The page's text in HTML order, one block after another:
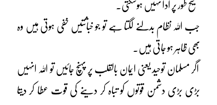
صحیح طور پر ادا نہیں ہوسکتی۔
جب اللہ نظام بدلنے لگتا ہے تو جو خباثتیں خفی ہوتی ہیں وہ
بھی ظاہر ہو جاتی ہیں۔
اگر مسلمان توحید یعنی ایمان بالقلب پر پہنچ جائیں تو اللہ انہیں
بڑی بڑی دشمن قوتوں کو تباہ کر دینے کی قوت عطا کر دیتا